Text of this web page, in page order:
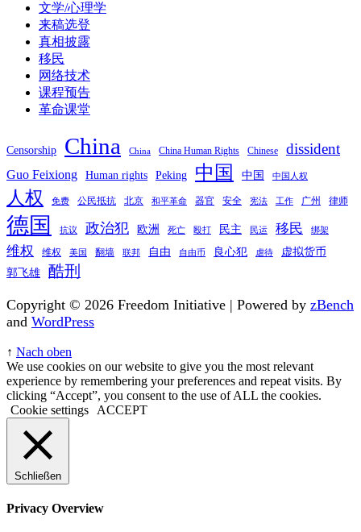
文学/心理学
来稿选登
真相披露
移民
网络技术
课程预告
革命课堂
Censorship China China China Human Rights Chinese dissident
Guo Feixiong Human rights Peking 中国 中国 中国人权
人权 免费 公民抵抗 北京 和平革命 器官 安全 宪法 工作 广州 律师
德国 抗议 政治犯 欧洲 死亡 殴打 民主 民运 移民 绑架
维权 维权 美国 翻墙 联邦 自由 自由币 良心犯 虐待
虚拟货币
郭飞雄
酷刑
Copyright © 2026 Freedom Initiative | Powered by zBench
and WordPress
↑ Nach oben
We use cookies on our website to give you the most relevant
experience by remembering your preferences and repeat visits. By
clicking “Accept”, you consent to the use of ALL the cookies.
Cookie settings
ACCEPT
Schließen
Privacy Overview